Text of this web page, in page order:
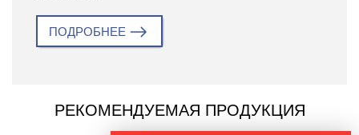
ПОДРОБНЕЕ
РЕКОМЕНДУЕМАЯ ПРОДУКЦИЯ